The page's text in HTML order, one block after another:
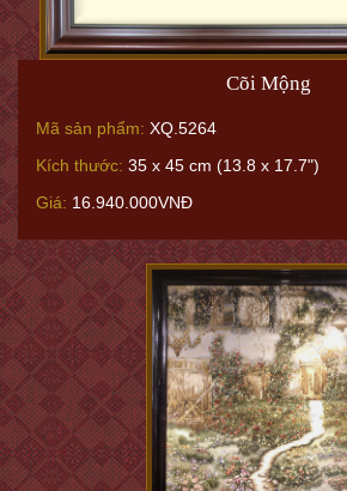
Cõi Mộng
Mã sản phẩm: XQ.5264
Kích thước: 35 x 45 cm (13.8 x 17.7")
Giá: 16.940.000VNĐ